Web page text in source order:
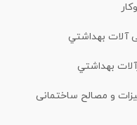
آلات بهداشتي
بهداشتي
و مصالح ساختمانی